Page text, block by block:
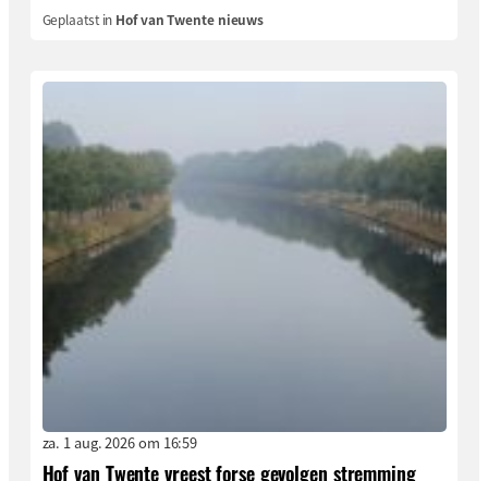
Geplaatst in Hof van Twente nieuws
za. 1 aug. 2026 om 16:59
Hof van Twente vreest forse gevolgen stremming